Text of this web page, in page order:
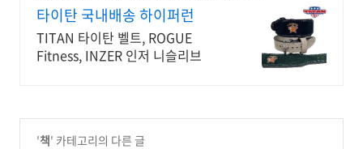
타이탄 국내배송 하이퍼런
TITAN 타이탄 벨트, ROGUE
Fitness, INZER 인저 니슬리브
'책' 카테고리의 다른 글